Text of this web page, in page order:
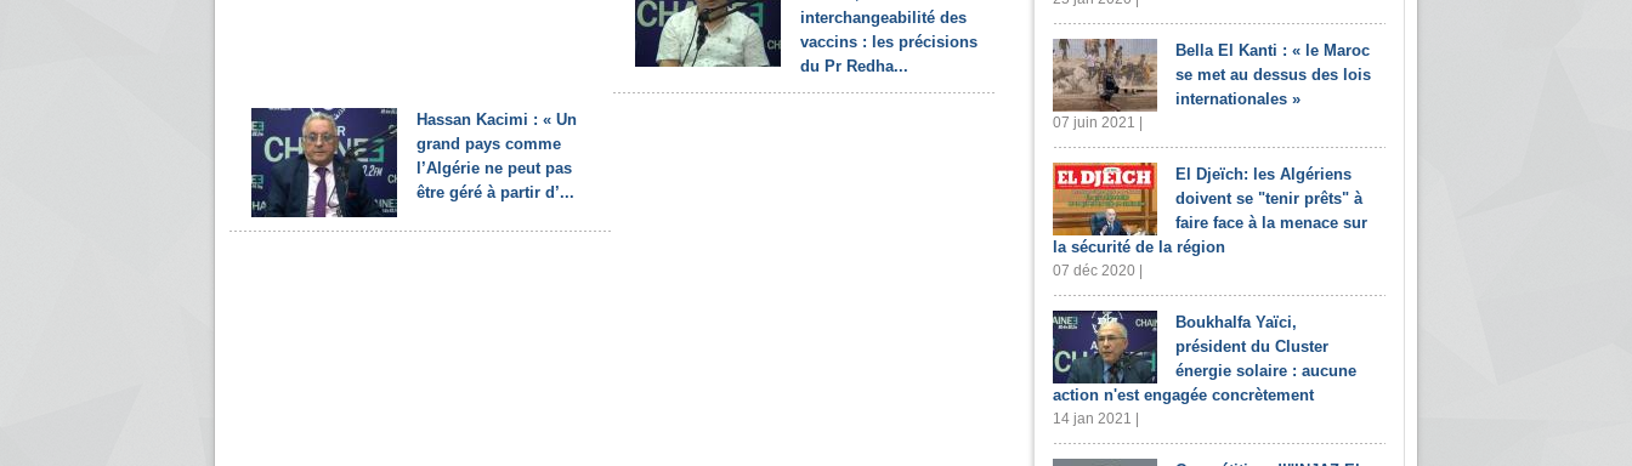
interchangeabilité des
vaccins : les précisions
du Pr Redha...
Hassan Kacimi : « Un
grand pays comme
l’Algérie ne peut pas
être géré à partir d’...
Bella El Kanti : « le Maroc
se met au dessus des lois
internationales »
07 juin 2021 |
El Djeïch: les Algériens
doivent se "tenir prêts" à
faire face à la menace sur
la sécurité de la région
07 déc 2020 |
Boukhalfa Yaïci,
président du Cluster
énergie solaire : aucune
action n'est engagée concrètement
14 jan 2021 |